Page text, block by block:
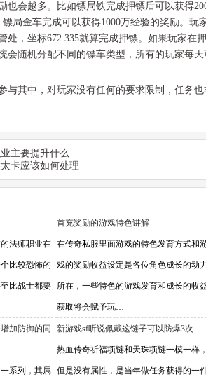
也会越多。比如镖局铁完成押镖后可以获得
局金车完成可以获得1000万经验的奖励。玩
处，坐标672.335就算完成押镖。如果玩家在
会随机分配不同的镖车类型，所有的玩家每
与其中，对玩家没有任何的要求限制，任务
主要提升什么
卡应该如何处理
法师职业在
比较恐怖的
比战士都要
首充奖励的游戏特色讲解
在传奇私服里面游戏的特色发育方式和
戏的奖励收益设定是各位角色成长的动
所在，一些特色的游戏发育和成长的收
获取将会赋予玩…
加防御的同
系列，其属
新游戏sf听说佩戴这链子可以防爆3次
热血传奇祈福项链和天珠项链一模一样
但是没有属性，是当年做任务获得的一